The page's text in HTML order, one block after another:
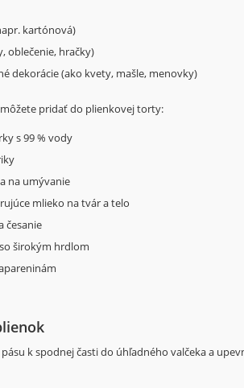
kartónová)
oblečenie, hračky)
dekorácie (ako kvety, mašle, menovky)
pridať do plienkovej torty:
s 99 % vody
na umývanie
mlieko na tvár a telo
česanie
širokým hrdlom
k spodnej časti do úhľadného valčeka a